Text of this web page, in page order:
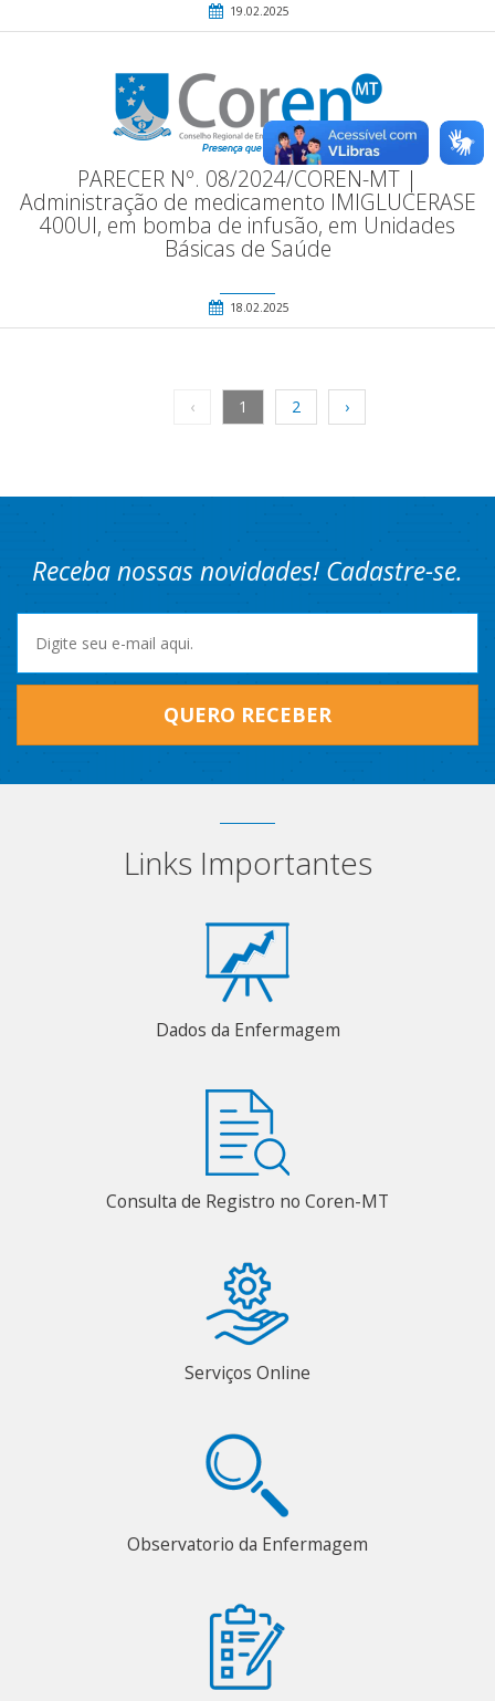
19.02.2025
PARECER Nº. 08/2024/COREN-MT |
Administração de medicamento IMIGLUCERASE
400Ul, em bomba de infusão, em Unidades
Básicas de Saúde
18.02.2025
‹ 1 2 ›
Receba nossas novidades! Cadastre-se.
QUERO RECEBER
Links Importantes
Dados da Enfermagem
Consulta de Registro no Coren-MT
Serviços Online
Observatorio da Enfermagem